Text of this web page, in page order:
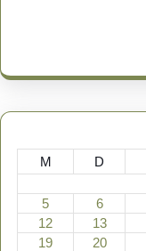
M D
5
6
12
13
19
20